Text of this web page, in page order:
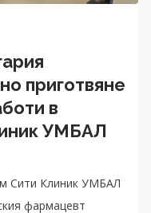
приготвяне
в
УМБАЛ
Сити Клиник УМБАЛ
фармацевт